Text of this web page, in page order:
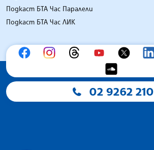
Подкаст БТА Час Паралели
Подкаст БТА Час ЛИК
02 9262 210